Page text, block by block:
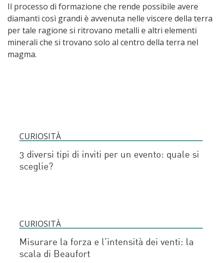
Il processo di formazione che rende possibile avere
diamanti così grandi è avvenuta nelle viscere della terra
per tale ragione si ritrovano metalli e altri elementi
minerali che si trovano solo al centro della terra nel
magma.
CURIOSITÀ
3 diversi tipi di inviti per un evento: quale si
sceglie?
CURIOSITÀ
Misurare la forza e l’intensità dei venti: la
scala di Beaufort